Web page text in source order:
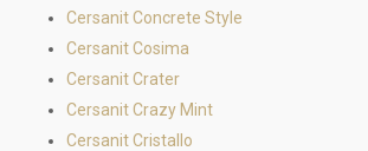
Cersanit Concrete Style
Cersanit Cosima
Cersanit Crater
Cersanit Crazy Mint
Cersanit Cristallo